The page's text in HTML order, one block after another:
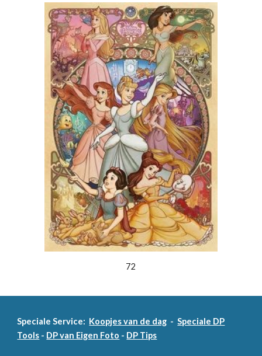
72
Speciale Service: Koopjes van de dag -Speciale DP
Tools - DP van Eigen Foto - DP Tips